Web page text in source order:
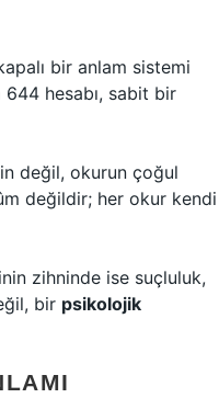
bir anlam sistemi
hesabı, sabit bir
değil, okurun çoğul
değildir; her okur kendi
zihninde ise suçluluk,
bir psikolojik